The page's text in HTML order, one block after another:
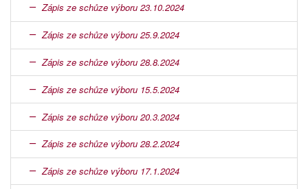
Zápis ze schůze výboru 23.10.2024
Zápis ze schůze výboru 25.9.2024
Zápis ze schůze výboru 28.8.2024
Zápis ze schůze výboru 15.5.2024
Zápis ze schůze výboru 20.3.2024
Zápis ze schůze výboru 28.2.2024
Zápis ze schůze výboru 17.1.2024